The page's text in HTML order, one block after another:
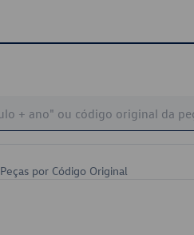
Peças por Código Original